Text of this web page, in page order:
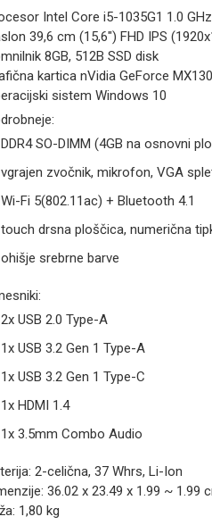
Intel Core i5-1035G1 1.0
39,6 cm (15,6") FHD IPS
8GB, 512B SSD disk
kartica nVidia GeForce
sistem Windows 10
DDR4 SO-DIMM (4GB na osnovni
vgrajen zvočnik, mikrofon, VGA
Wi-Fi 5(802.11ac) + Bluetooth 4.1
touch drsna ploščica, numerična
ohišje srebrne barve
2x USB 2.0 Type-A
1x USB 3.2 Gen 1 Type-A
1x USB 3.2 Gen 1 Type-C
1x HDMI 1.4
1x 3.5mm Combo Audio
2-celična, 37 Whrs, Li-Ion
36.02 x 23.49 x 1.99 ~ 1.99
1,80 kg